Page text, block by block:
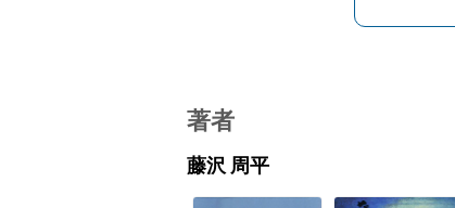
著者
藤沢 周平